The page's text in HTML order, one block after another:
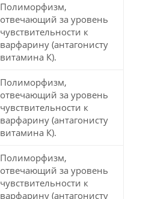
Полиморфизм,
отвечающий за уровень
чувствительности к
варфарину (антагонисту
витамина К).
Полиморфизм,
отвечающий за уровень
чувствительности к
варфарину (антагонисту
витамина К).
Полиморфизм,
отвечающий за уровень
чувствительности к
варфарину (антагонисту